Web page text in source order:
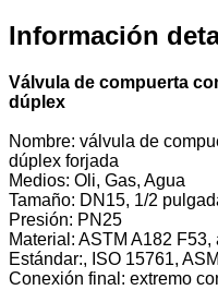
Información
Válvula de compuerta
dúplex
Nombre: válvula de
dúplex forjada
Medios: Oli, Gas, Agua
Tamaño: DN15, 1/2
Presión: PN25
Material: ASTM A182
Estándar:, ISO 15761,
Conexión final: extremo